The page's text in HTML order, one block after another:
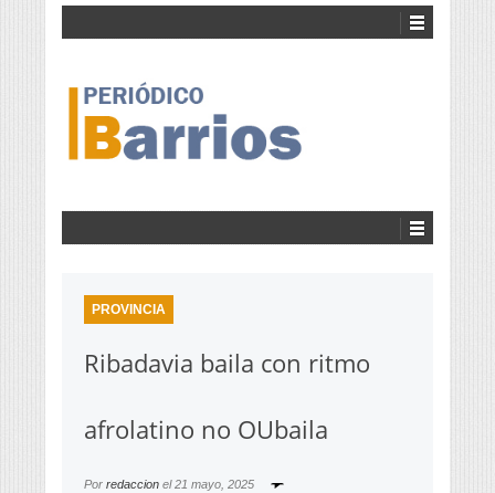
PROVINCIA
Ribadavia baila con ritmo
afrolatino no OUbaila
Por redaccion el21 mayo, 2025